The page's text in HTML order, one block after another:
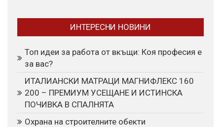
ИНТЕРЕСНИ НОВИНИ
Топ идеи за работа от вкъщи: Коя професия е
за вас?
ИТАЛИАНСКИ МАТРАЦИ МАГНИФЛЕКС 160
200 – ПРЕМИУМ УСЕЩАНЕ И ИСТИНСКА
ПОЧИВКА В СПАЛНЯТА
Охрана на строителните обекти